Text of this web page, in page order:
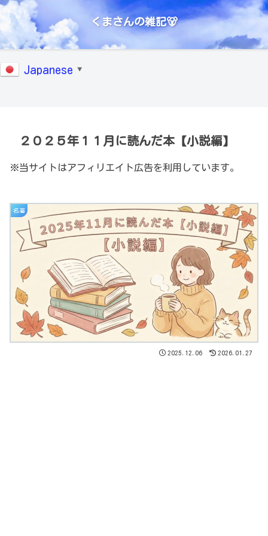
くまさんの雑記🐻
Japanese ▼
２０２５年１１月に読んだ本【小説編】
※当サイトはアフィリエイト広告を利用しています。
名著
2025.12.06 2026.01.27